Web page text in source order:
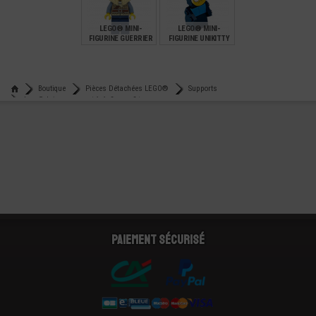
LEGO® MINI-
FIGURINE GUERRIER
LEGO® MINI-
FIGURINE UNIKITTY
Boutique
Pièces Détachées LEGO®
Supports
Lego® brique support 1x1x2 avec 2 tenons creux
Paiement sécurisé